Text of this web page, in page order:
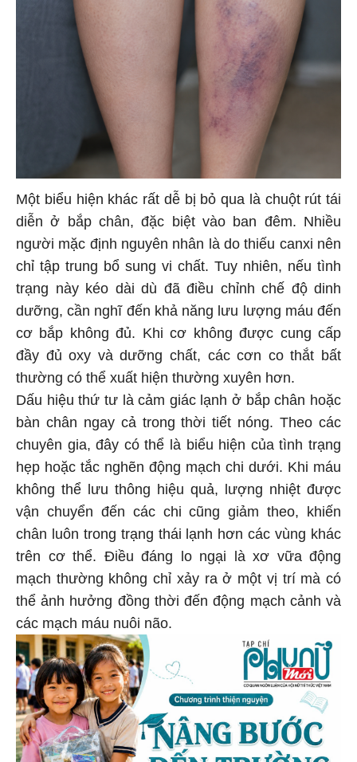
Một biểu hiện khác rất dễ bị bỏ qua là chuột rút tái
diễn ở bắp chân, đặc biệt vào ban đêm. Nhiều
người mặc định nguyên nhân là do thiếu canxi nên
chỉ tập trung bổ sung vi chất. Tuy nhiên, nếu tình
trạng này kéo dài dù đã điều chỉnh chế độ dinh
dưỡng, cần nghĩ đến khả năng lưu lượng máu đến
cơ bắp không đủ. Khi cơ không được cung cấp
đầy đủ oxy và dưỡng chất, các cơn co thắt bất
thường có thể xuất hiện thường xuyên hơn.
Dấu hiệu thứ tư là cảm giác lạnh ở bắp chân hoặc
bàn chân ngay cả trong thời tiết nóng. Theo các
chuyên gia, đây có thể là biểu hiện của tình trạng
hẹp hoặc tắc nghẽn động mạch chi dưới. Khi máu
không thể lưu thông hiệu quả, lượng nhiệt được
vận chuyển đến các chi cũng giảm theo, khiến
chân luôn trong trạng thái lạnh hơn các vùng khác
trên cơ thể. Điều đáng lo ngại là xơ vữa động
mạch thường không chỉ xảy ra ở một vị trí mà có
thể ảnh hưởng đồng thời đến động mạch cảnh và
các mạch máu nuôi não.